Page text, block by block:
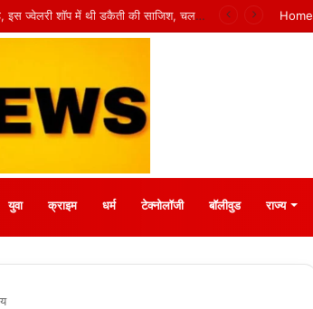
को मुस्कानों से सजेगी खास शाम Home
युवा क्राइम धर्म टेक्नोलॉजी बॉलीवुड राज्य